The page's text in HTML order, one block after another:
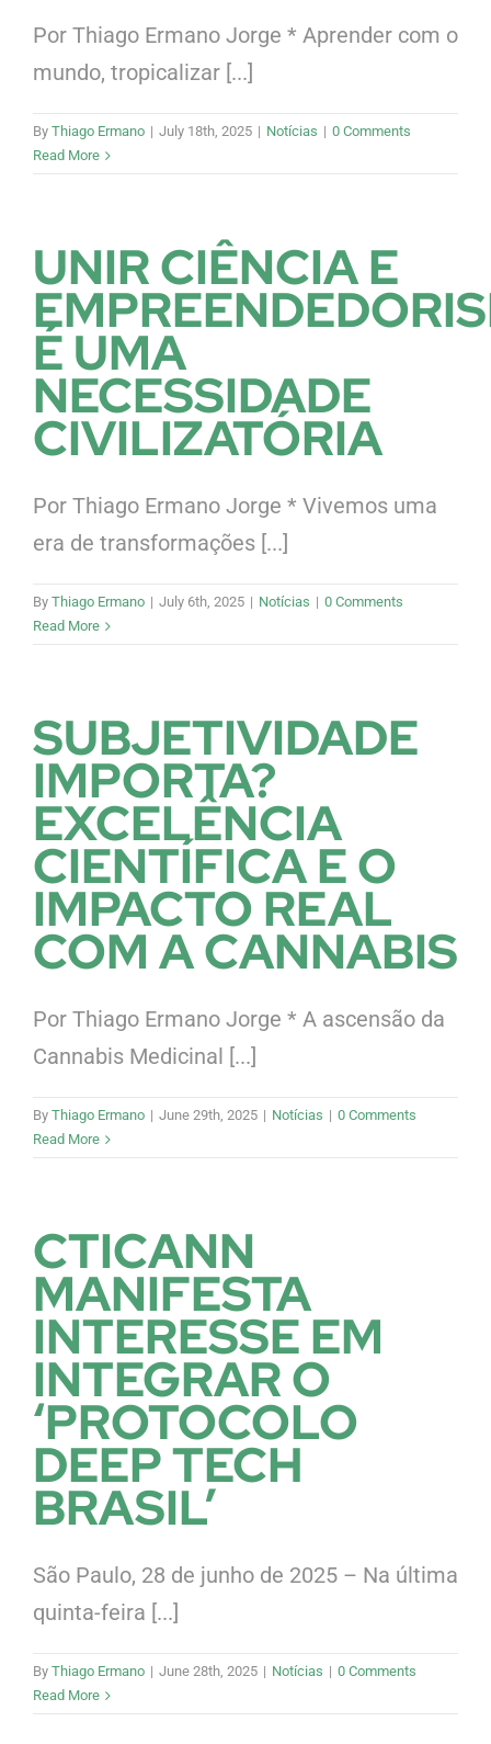
Por Thiago Ermano Jorge * Aprender com o
mundo, tropicalizar [...]
By Thiago Ermano | July 18th, 2025 | Notícias | 0 Comments
Read More
UNIR CIÊNCIA E
É UMA
NECESSIDADE
CIVILIZATÓRIA
Por Thiago Ermano Jorge * Vivemos uma
era de transformações [...]
By Thiago Ermano | July 6th, 2025 | Notícias | 0 Comments
Read More
SUBJETIVIDADE
IMPORTA?
EXCELÊNCIA
CIENTÍFICA E O
IMPACTO REAL
COM A CANNABIS
Por Thiago Ermano Jorge * A ascensão da
Cannabis Medicinal [...]
By Thiago Ermano | June 29th, 2025 | Notícias | 0 Comments
Read More
CTICANN
MANIFESTA
INTERESSE EM
INTEGRAR O
‘PROTOCOLO
DEEP TECH
BRASIL’
São Paulo, 28 de junho de 2025 – Na última
quinta-feira [...]
By Thiago Ermano | June 28th, 2025 | Notícias | 0 Comments
Read More